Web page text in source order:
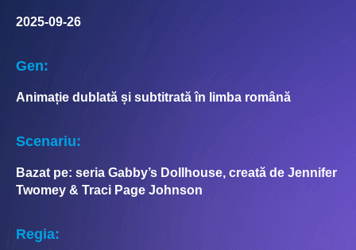
2025-09-26
Gen:
Animație dublată și subtitrată în limba română
Scenariu:
Bazat pe: seria Gabby’s Dollhouse, creată de Jennifer
Twomey & Traci Page Johnson
Regia: